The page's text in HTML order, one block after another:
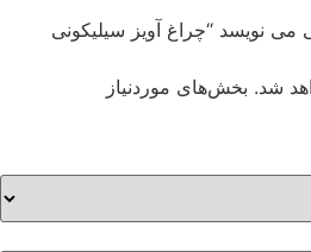
می نویسد “چراغ آویز سیلیکونی
شد. بخش‌های موردنیاز